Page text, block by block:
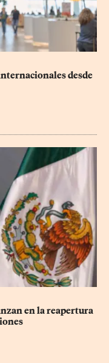
desde
en la reapertura